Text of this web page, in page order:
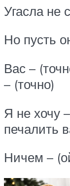
Угасла не
Но пусть
Вас –
– (точно)
Я не хочу
печалить
Ничем –